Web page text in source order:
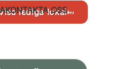
KONTAKTA OSS